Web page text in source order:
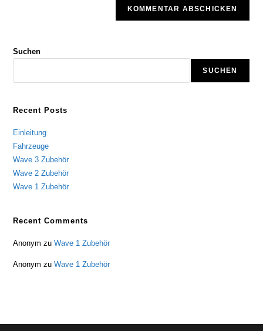
Suchen
SUCHEN
Recent Posts
Einleitung
Fahrzeuge
Wave 3 Zubehör
Wave 2 Zubehör
Wave 1 Zubehör
Recent Comments
Anonym zuWave 1 Zubehör
Anonym zuWave 1 Zubehör